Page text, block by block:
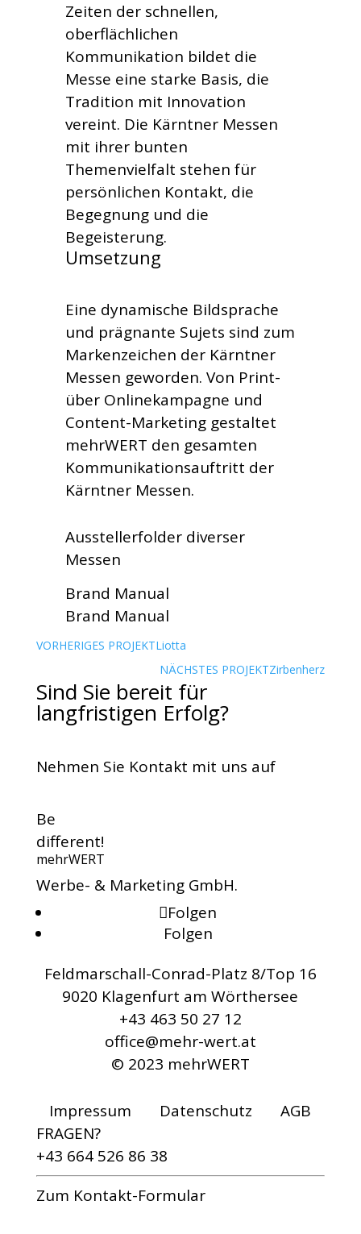
Zeiten der schnellen,
oberflächlichen
Kommunikation bildet die
Messe eine starke Basis, die
Tradition mit Innovation
vereint. Die Kärntner Messen
mit ihrer bunten
Themenvielfalt stehen für
persönlichen Kontakt, die
Begegnung und die
Begeisterung.
Umsetzung
Eine dynamische Bildsprache
und prägnante Sujets sind zum
Markenzeichen der Kärntner
Messen geworden. Von Print-
über Onlinekampagne und
Content-Marketing gestaltet
mehrWERT den gesamten
Kommunikationsauftritt der
Kärntner Messen.
Ausstellerfolder diverser
Messen
Brand Manual
Brand Manual
VORHERIGES PROJEKTLiotta
NÄCHSTES PROJEKTZirbenherz
Sind Sie bereit für
langfristigen Erfolg?
Nehmen Sie Kontakt mit uns auf
Be
different!
mehrWERT
Werbe- & Marketing GmbH.
Folgen
Folgen
Feldmarschall-Conrad-Platz 8/Top 16
9020 Klagenfurt am Wörthersee
+43 463 50 27 12
office@mehr-wert.at
© 2023 mehrWERT
Impressum Datenschutz
AGB
FRAGEN?
+43 664 526 86 38
Zum Kontakt-Formular